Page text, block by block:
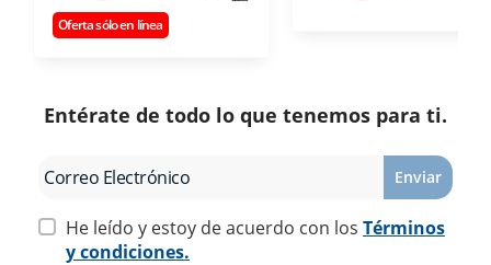
Oferta sólo en línea
Entérate de todo lo que tenemos para ti.
Enviar
He leído y estoy de acuerdo con los Términos
y condiciones.